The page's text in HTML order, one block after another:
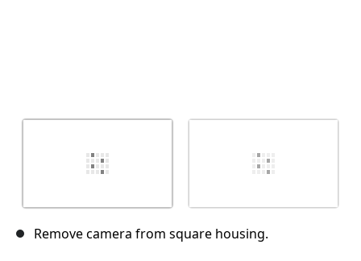
Remove camera from square housing.